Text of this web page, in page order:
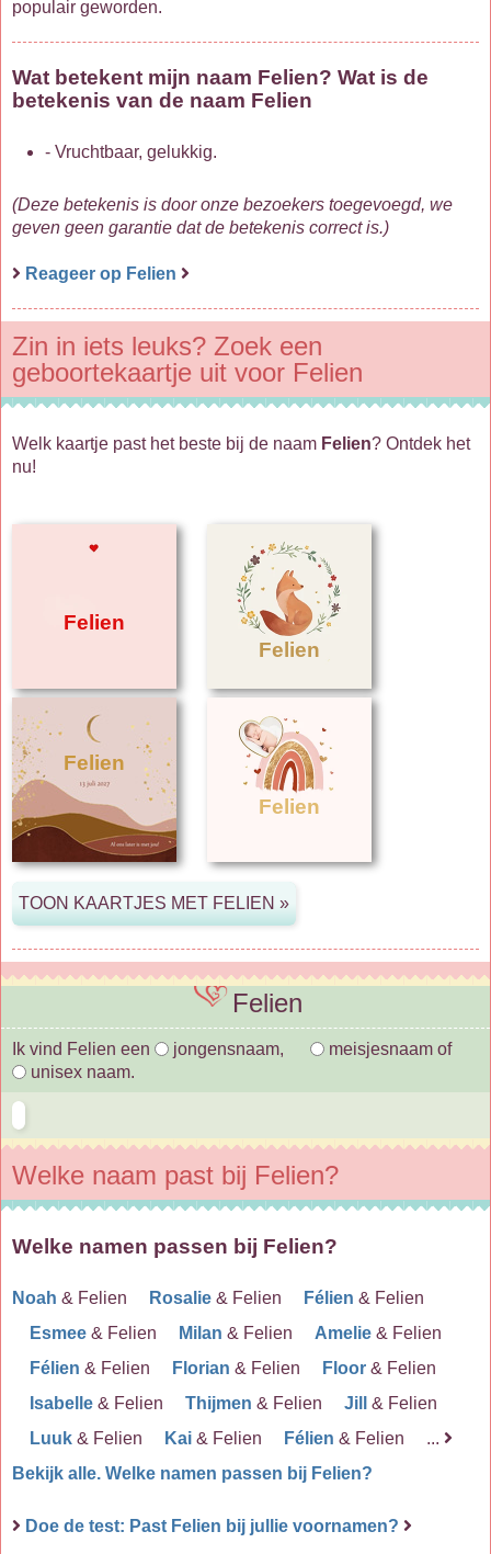
populair geworden.
Wat betekent mijn naam Felien? Wat is de
betekenis van de naam Felien
- Vruchtbaar, gelukkig.
(Deze betekenis is door onze bezoekers toegevoegd, we
geven geen garantie dat de betekenis correct is.)
Reageer op Felien
Zin in iets leuks? Zoek een
geboortekaartje uit voor Felien
Welk kaartje past het beste bij de naam Felien? Ontdek het
nu!
Felien
Felien
Felien
Felien
Felien
Ik vind Felien een jongensnaam,
meisjesnaam of
unisex naam.
Welke naam past bij Felien?
Welke namen passen bij Felien?
Noah & Felien Rosalie & Felien Félien & Felien
Esmee & Felien Milan & Felien Amelie & Felien
Félien & Felien Florian & Felien Floor & Felien
Isabelle & Felien Thijmen & Felien Jill & Felien
Luuk & Felien Kai & Felien Félien & Felien ...
Bekijk alle. Welke namen passen bij Felien?
Doe de test: Past Felien bij jullie voornamen?